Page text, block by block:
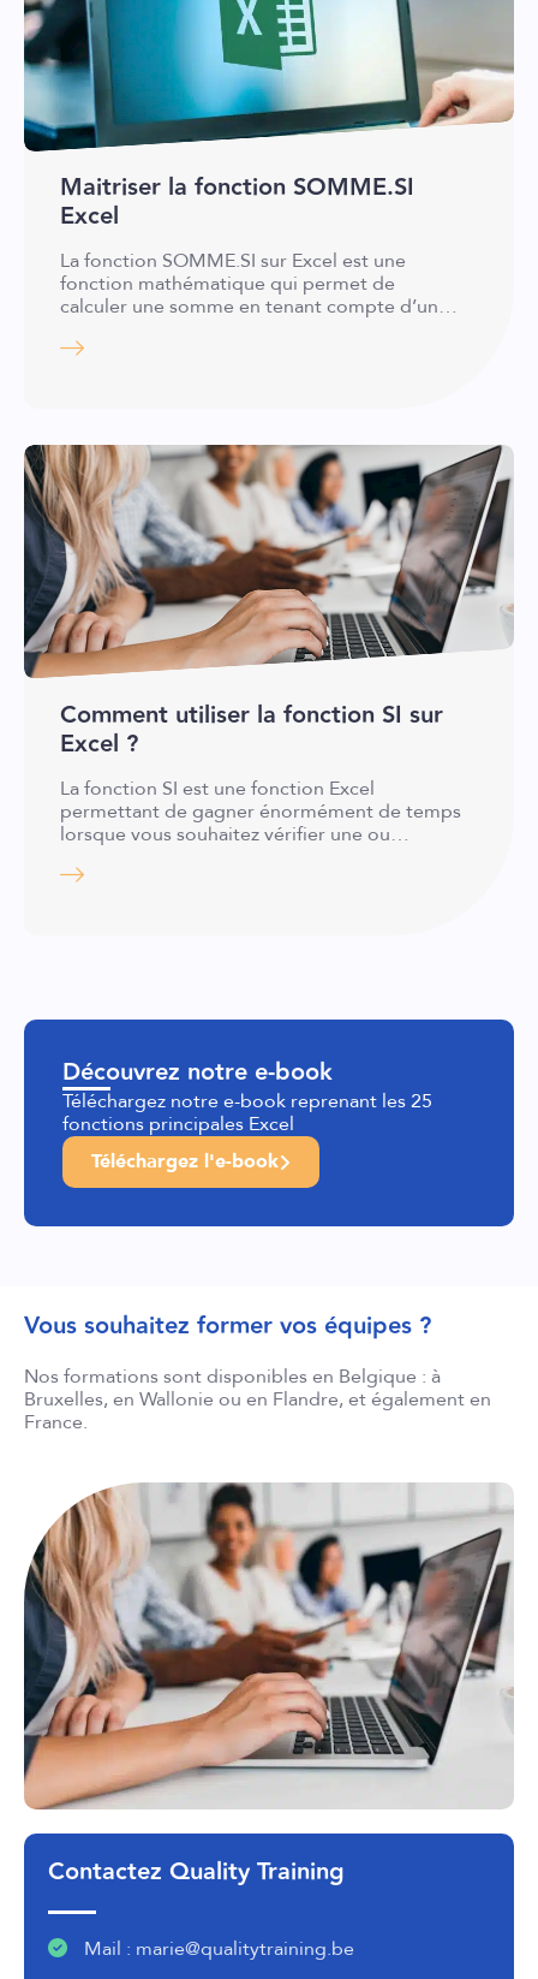
Maitriser la fonction SOMME.SI
Excel
La fonction SOMME.SI sur Excel est une
fonction mathématique qui permet de
calculer une somme en tenant compte d’un…
Comment utiliser la fonction SI sur
Excel ?
La fonction SI est une fonction Excel
permettant de gagner énormément de temps
lorsque vous souhaitez vérifier une ou…
Découvrez notre e-book
Téléchargez notre e-book reprenant les 25
fonctions principales Excel
Téléchargez l'e-book
Vous souhaitez former vos équipes ?
Nos formations sont disponibles en Belgique : à
Bruxelles, en Wallonie ou en Flandre, et également en
France.
Contactez Quality Training
Mail : marie@qualitytraining.be